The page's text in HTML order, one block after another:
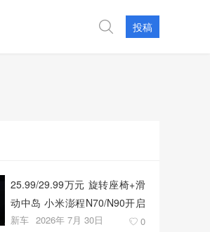
投稿
25.99/29.99万元 旋转座椅+滑
动中岛 小米澎程N70/N90开启
预售
新车 2026年 7月 30日 0